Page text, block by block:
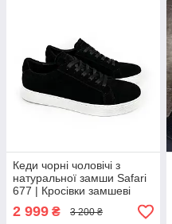
Кеди чорні чоловічі з
натуральної замши Safari
677 | Кросівки замшеві
чорні на осінь ЛЮКС
якості
2 999 ₴ 3 200 ₴